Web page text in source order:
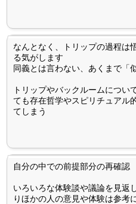
なんとなく、トリップの過程は
る気がします
同義とは言わない、あくまで「
トリップやバックルームについ
ても存在哲学やスピリチュアル
てしまう
自分の中での前提部分の再確認
いろいろな体験談や議論を見返
りほかの人の意見や体験は参考